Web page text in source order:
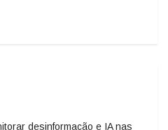
desinformação e IA nas